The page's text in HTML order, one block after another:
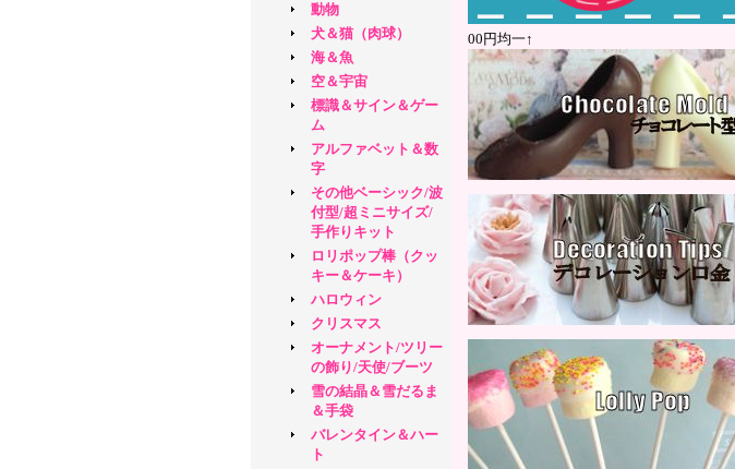
動物
犬＆猫（肉球）
海＆魚
空＆宇宙
標識＆サイン＆ゲー
ム
アルファベット＆数
字
その他ベーシック/波
付型/超ミニサイズ/
手作りキット
ロリポップ棒（クッ
キー＆ケーキ）
ハロウィン
クリスマス
オーナメント/ツリー
の飾り/天使/ブーツ
雪の結晶＆雪だるま
＆手袋
バレンタイン＆ハー
ト
00円均一↑